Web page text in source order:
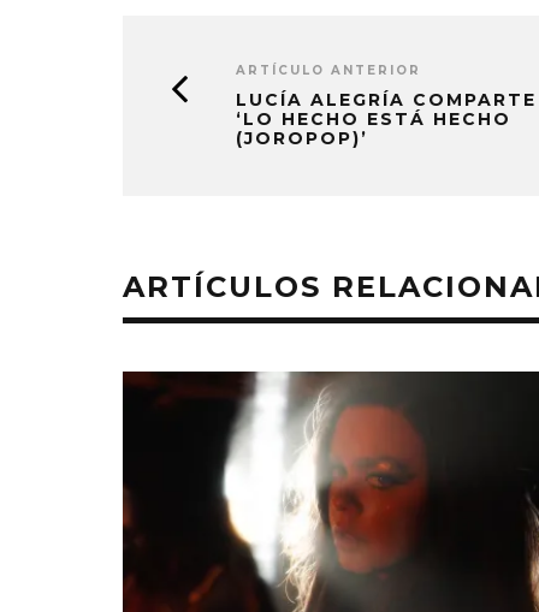
ARTÍCULO ANTERIOR
LUCÍA ALEGRÍA COMPARTE
‘LO HECHO ESTÁ HECHO
(JOROPOP)’
ARTÍCULOS
RØZ